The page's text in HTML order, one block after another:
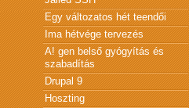
Egy változatos hét teendői
Ima hétvége tervezés
A! gen belső gyógyítás és
szabadítás
Drupal 9
Hoszting